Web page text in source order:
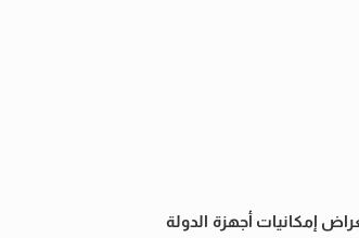
إمكانيات أجهزة الدولة